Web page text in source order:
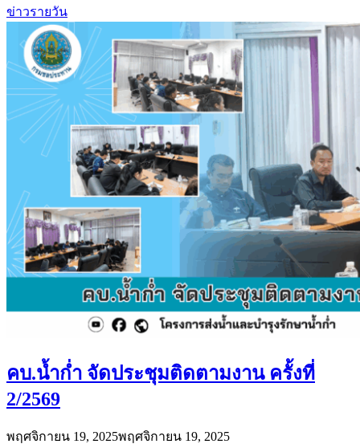
ข่าวรายวัน
คบ.น้ำก่ำ จัดประชุมติดตามงาน ครั้งที่
2/2569
พฤศจิกายน 19, 2025พฤศจิกายน 19, 2025